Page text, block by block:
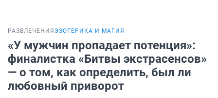
РАЗВЛЕЧЕНИЯ ЭЗОТЕРИКА И МАГИЯ
«У мужчин пропадает потенция»:
финалистка «Битвы экстрасенсов»
— о том, как определить, был ли
любовный приворот